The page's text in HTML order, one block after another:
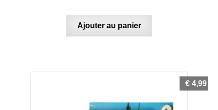
Ajouter au panier
€ 4,99